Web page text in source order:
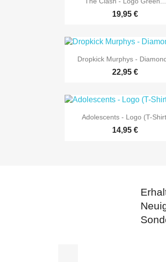
19,95 €
 Vorschau
Dropkick Murphys -
22,95 €
 Vorschau
Adolescents - Logo (T-
14,95 €